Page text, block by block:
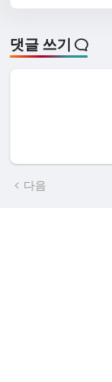
댓글 쓰기
다음